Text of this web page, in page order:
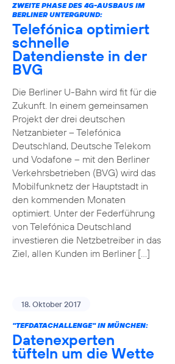
ZWEITE PHASE DES 4G-AUSBAUS IM
BERLINER UNTERGRUND:
Telefónica optimiert
schnelle
Datendienste in der
BVG
Die Berliner U-Bahn wird fit für die
Zukunft. In einem gemeinsamen
Projekt der drei deutschen
Netzanbieter – Telefónica
Deutschland, Deutsche Telekom
und Vodafone – mit den Berliner
Verkehrsbetrieben (BVG) wird das
Mobilfunknetz der Hauptstadt in
den kommenden Monaten
optimiert. Unter der Federführung
von Telefónica Deutschland
investieren die Netzbetreiber in das
Ziel, allen Kunden im Berliner […]
18. Oktober 2017
"TEFDATACHALLENGE" IN MÜNCHEN:
Datenexperten
tüfteln um die Wette